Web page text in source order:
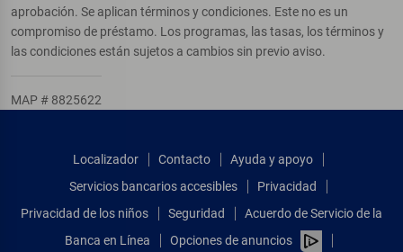
aprobación. Se aplican términos y condiciones. Este no es un
compromiso de préstamo. Los programas, las tasas, los términos y
las condiciones están sujetos a cambios sin previo aviso.
MAP # 8825622
Localizador Contacto
Ayuda y apoyo
Servicios bancarios accesibles
Privacidad
Privacidad de los niños
Seguridad
Acuerdo de Servicio de la
Banca en Línea
Opciones de anuncios